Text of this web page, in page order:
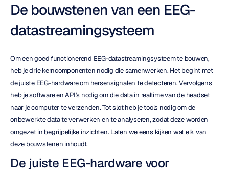
De bouwstenen van een EEG-
datastreamingsysteem
Om een goed functionerend EEG-datastreamingsysteem te bouwen,
heb je drie kerncomponenten nodig die samenwerken. Het begint met
de juiste EEG-hardware om hersensignalen te detecteren. Vervolgens
heb je software en API's nodig om die data in realtime van de headset
naar je computer te verzenden. Tot slot heb je tools nodig om de
onbewerkte data te verwerken en te analyseren, zodat deze worden
omgezet in begrijpelijke inzichten. Laten we eens kijken wat elk van
deze bouwstenen inhoudt.
De juiste EEG-hardware voor